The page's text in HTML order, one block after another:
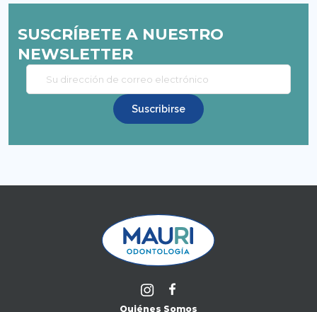
SUSCRÍBETE A NUESTRO
NEWSLETTER
Quiénes Somos